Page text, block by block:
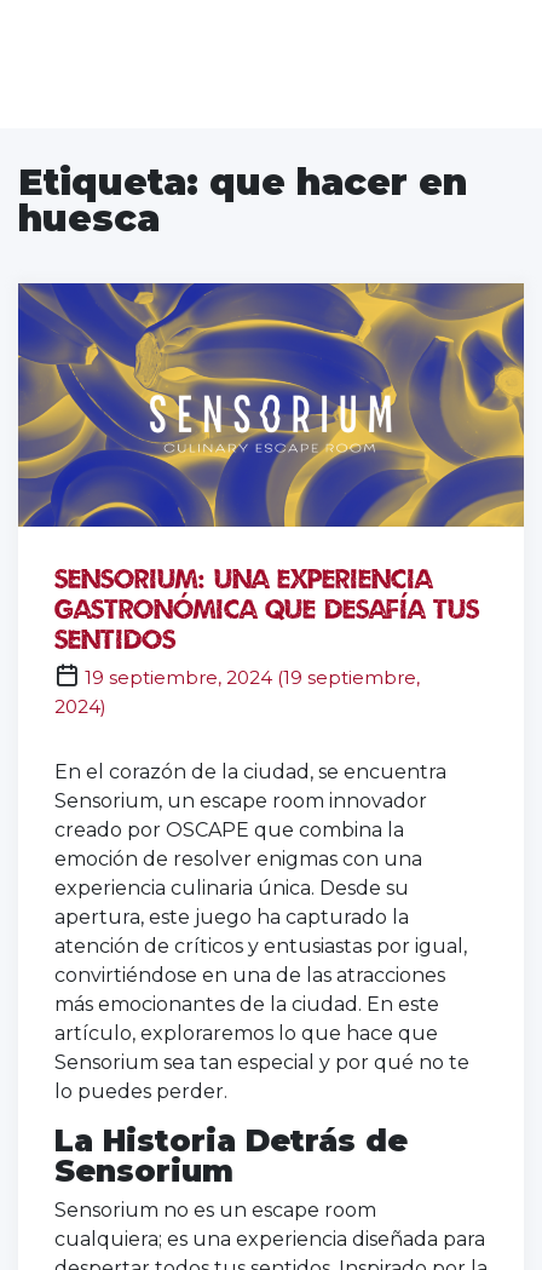
Etiqueta: que hacer en
huesca
Sensorium: Una Experiencia
Gastronómica que Desafía tus
Sentidos
19 septiembre, 2024 (19 septiembre,
2024)
En el corazón de la ciudad, se encuentra
Sensorium, un escape room innovador
creado por OSCAPE que combina la
emoción de resolver enigmas con una
experiencia culinaria única. Desde su
apertura, este juego ha capturado la
atención de críticos y entusiastas por igual,
convirtiéndose en una de las atracciones
más emocionantes de la ciudad. En este
artículo, exploraremos lo que hace que
Sensorium sea tan especial y por qué no te
lo puedes perder.
La Historia Detrás de
Sensorium
Sensorium no es un escape room
cualquiera; es una experiencia diseñada para